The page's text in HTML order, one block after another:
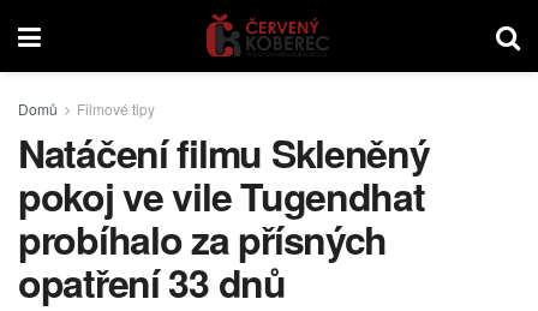
Domů Filmové tipy
Natáčení filmu Skleněný
pokoj ve vile Tugendhat
probíhalo za přísných
opatření 33 dnů